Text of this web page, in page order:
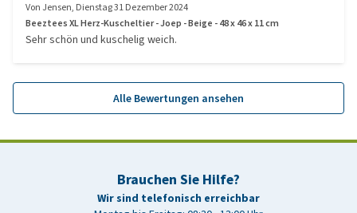
Von Jensen, Dienstag 31 Dezember 2024
Beeztees XL Herz-Kuscheltier - Joep - Beige - 48 x 46 x 11 cm
Sehr schön und kuschelig weich.
Alle Bewertungen ansehen
Brauchen Sie Hilfe?
Wir sind telefonisch erreichbar